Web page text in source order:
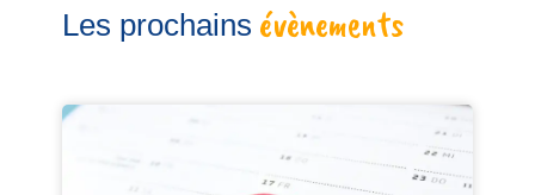
Les prochains évènements